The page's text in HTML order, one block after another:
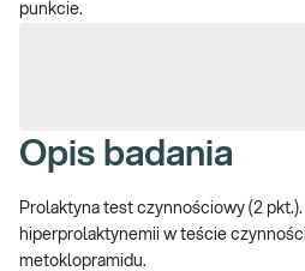
punkcie.
Opis badania
Prolaktyna test czynnościowy (2
hiperprolaktynemii w teście
metoklopramidu.